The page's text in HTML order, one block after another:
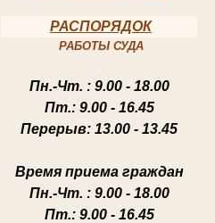
РАСПОРЯДОК
РАБОТЫ СУДА
Пн.-Чт. : 9.00 - 18.00
Пт.: 9.00 - 16.45
Перерыв: 13.00 - 13.45
Время приема граждан
Пн.-Чт. : 9.00 - 18.00
Пт.: 9.00 - 16.45